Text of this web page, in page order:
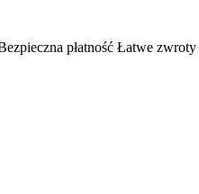
płatność Łatwe zwroty